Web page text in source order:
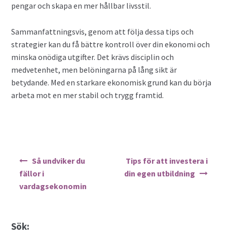
pengar och skapa en mer hållbar livsstil.
Sammanfattningsvis, genom att följa dessa tips och
strategier kan du få bättre kontroll över din ekonomi och
minska onödiga utgifter. Det krävs disciplin och
medvetenhet, men belöningarna på lång sikt är
betydande. Med en starkare ekonomisk grund kan du börja
arbeta mot en mer stabil och trygg framtid.
Inläggsnavigering
Så undviker du
fällor i
vardagsekonomin
Tips för att investera i
din egen utbildning
Sök: